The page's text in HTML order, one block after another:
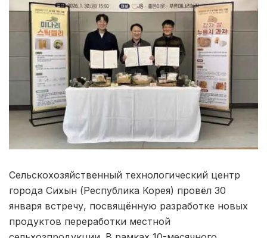
Сельскохозяйственный технологический центр
города Сихын (Республика Корея) провёл 30
января встречу, посвящённую разработке новых
продуктов переработки местной